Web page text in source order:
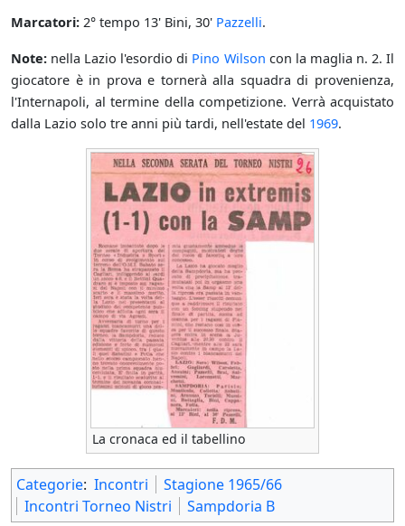
Marcatori: 2° tempo 13' Bini, 30' Pazzelli.
Note: nella Lazio l'esordio di Pino Wilson con la maglia n. 2. Il
giocatore è in prova e tornerà alla squadra di provenienza,
l'Internapoli, al termine della competizione. Verrà acquistato
dalla Lazio solo tre anni più tardi, nell'estate del 1969.
La cronaca ed il tabellino
Categorie: Incontri
Stagione 1965/66
Incontri Torneo Nistri
Sampdoria B